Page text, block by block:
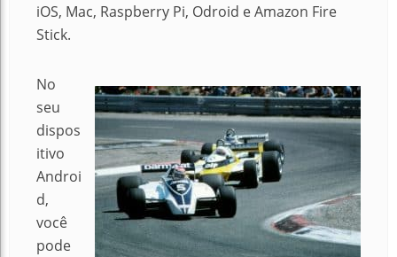
iOS, Mac, Raspberry Pi, Odroid e Amazon Fire
Stick.
No
seu
dispos
itivo
Androi
d,
você
pode